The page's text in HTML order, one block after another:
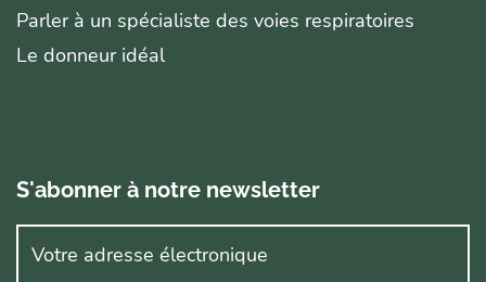
Parler à un spécialiste des voies respiratoires
Le donneur idéal
S'abonner à notre newsletter